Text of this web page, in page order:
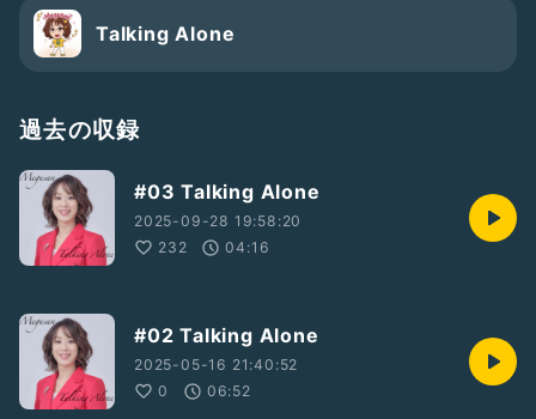
Talking Alone
過去の収録
#03 Talking Alone
2025-09-28 19:58:20
232
04:16
#02 Talking Alone
2025-05-16 21:40:52
0
06:52